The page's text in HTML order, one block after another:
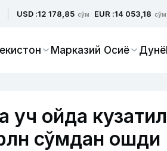
USD :12 178,85 сўм EUR :14 053,18 сўм
Марказий Осиё Дунё
уч ойда
сўмдан ошди